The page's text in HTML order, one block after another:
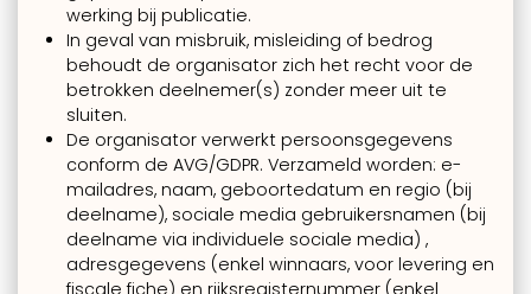
werking bij publicatie.
In geval van misbruik, misleiding of bedrog
behoudt de organisator zich het recht voor de
betrokken deelnemer(s) zonder meer uit te
sluiten.
De organisator verwerkt persoonsgegevens
conform de AVG/GDPR. Verzameld worden: e-
mailadres, naam, geboortedatum en regio (bij
deelname), sociale media gebruikersnamen (bij
deelname via individuele sociale media) ,
adresgegevens (enkel winnaars, voor levering en